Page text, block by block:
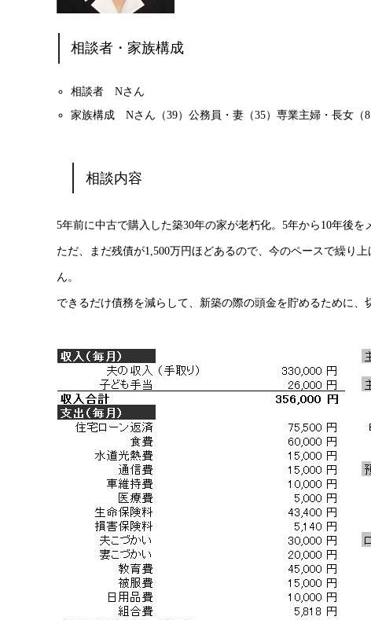
相談者・家族構成
相談者Nさん
家族構成Nさん（39）公務員・妻（35）専業主婦・長女（8
相談内容
5年前に中古で購入した築30年の家が老朽化。5年から10年後
ただ、まだ残債が1,500万円ほどあるので、今のペースで繰り
ん。
できるだけ債務を減らして、新築の際の頭金を貯めるために